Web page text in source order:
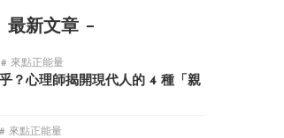
最新文章
# 來點正能量
？心理師揭開現代人的 4 種「親
# 來點正能量